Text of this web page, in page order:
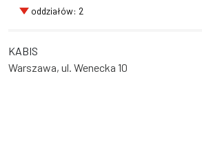
oddziałów: 2
KABIS
Warszawa, ul. Wenecka 10